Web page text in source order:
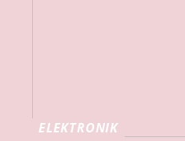
ELEKTRONIK